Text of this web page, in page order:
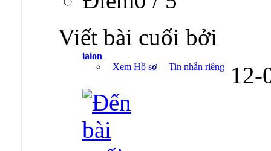
Viết bài cuối bởi
iaion
Xem Hồ sơ
Tin nhắn riêng